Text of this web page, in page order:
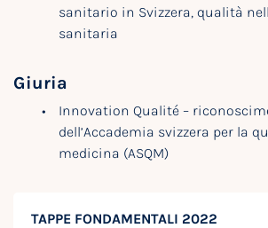
TAPPE FONDAMENTALI 2022
sanitario in Svizzera, qualità
sanitaria
Giuria
Innovation Qualité –
dell’Accademia svizzera per la
medicina (ASQM)